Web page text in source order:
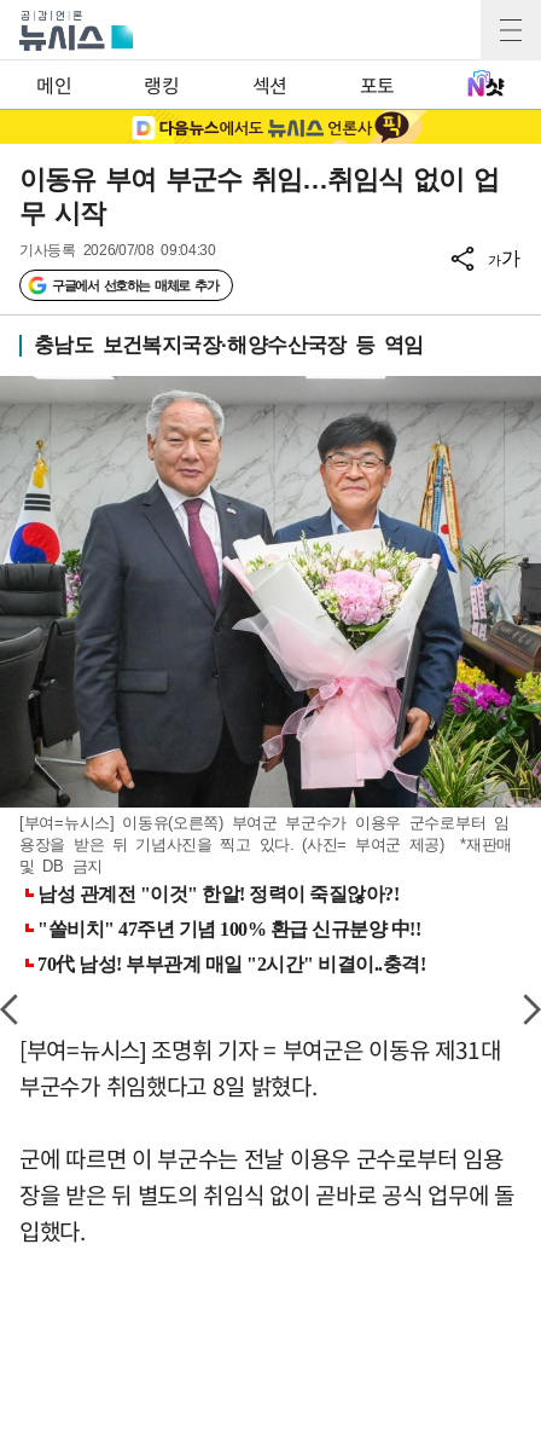
메인 랭킹 섹션 포토
이동유 부여 부군수 취임…취임식 없이 업
무 시작
기사등록 2026/07/08 09:04:30
구글에서 선호하는 매체로 추가
가가
충남도 보건복지국장·해양수산국장 등 역임
[부여=뉴시스] 이동유(오른쪽) 부여군 부군수가 이용우 군수로부터 임
용장을 받은 뒤 기념사진을 찍고 있다. (사진= 부여군 제공) *재판매
및 DB 금지
[부여=뉴시스] 조명휘 기자 = 부여군은 이동유 제31대
부군수가 취임했다고 8일 밝혔다.
군에 따르면 이 부군수는 전날 이용우 군수로부터 임용
장을 받은 뒤 별도의 취임식 없이 곧바로 공식 업무에 돌
입했다.